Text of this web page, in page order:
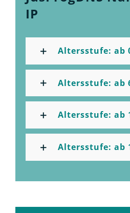
IP
Altersstufe: ab
Altersstufe: ab
Altersstufe: ab
Altersstufe: ab